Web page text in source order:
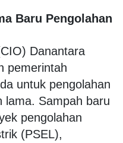
Baru Pengolahan
Danantara
pemerintah
untuk pengolahan
lama. Sampah baru
pengolahan
(PSEL),